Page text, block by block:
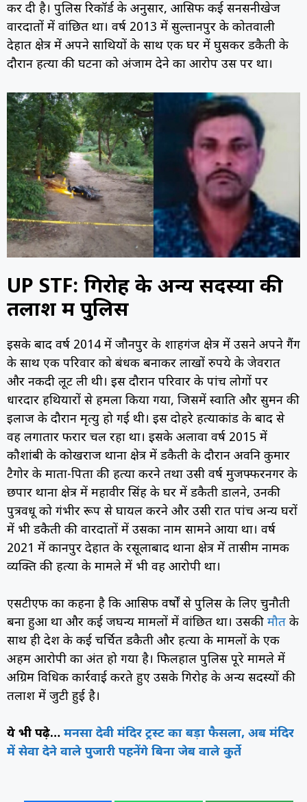
कर दी है। पुलिस रिकॉर्ड के अनुसार, आसिफ कई सनसनीखेज
वारदातों में वांछित था। वर्ष 2013 में सुल्तानपुर के कोतवाली
देहात क्षेत्र में अपने साथियों के साथ एक घर में घुसकर डकैती के
दौरान हत्या की घटना को अंजाम देने का आरोप उस पर था।
UP STF: गिरोह के अन्य सदस्यों की
तलाश में पुलिस
इसके बाद वर्ष 2014 में जौनपुर के शाहगंज क्षेत्र में उसने अपने गैंग
के साथ एक परिवार को बंधक बनाकर लाखों रुपये के जेवरात
और नकदी लूट ली थी। इस दौरान परिवार के पांच लोगों पर
धारदार हथियारों से हमला किया गया, जिसमें स्वाति और सुमन की
इलाज के दौरान मृत्यु हो गई थी। इस दोहरे हत्याकांड के बाद से
वह लगातार फरार चल रहा था। इसके अलावा वर्ष 2015 में
कौशांबी के कोखराज थाना क्षेत्र में डकैती के दौरान अवनि कुमार
टैगोर के माता-पिता की हत्या करने तथा उसी वर्ष मुजफ्फरनगर के
छपार थाना क्षेत्र में महावीर सिंह के घर में डकैती डालने, उनकी
पुत्रवधू को गंभीर रूप से घायल करने और उसी रात पांच अन्य घरों
में भी डकैती की वारदातों में उसका नाम सामने आया था। वर्ष
2021 में कानपुर देहात के रसूलाबाद थाना क्षेत्र में तासीम नामक
व्यक्ति की हत्या के मामले में भी वह आरोपी था।
एसटीएफ का कहना है कि आसिफ वर्षों से पुलिस के लिए चुनौती
बना हुआ था और कई जघन्य मामलों में वांछित था। उसकी मौत के
साथ ही प्रदेश के कई चर्चित डकैती और हत्या के मामलों के एक
अहम आरोपी का अंत हो गया है। फिलहाल पुलिस पूरे मामले में
अग्रिम विधिक कार्रवाई करते हुए उसके गिरोह के अन्य सदस्यों की
तलाश में जुटी हुई है।
ये भी पढ़े… मनसा देवी मंदिर ट्रस्ट का बड़ा फैसला, अब मंदिर
में सेवा देने वाले पुजारी पहनेंगे बिना जेब वाले कुर्ते